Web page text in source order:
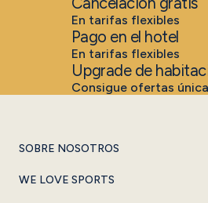
En tarifas flexibles
Pago en el hotel
En tarifas flexibles
Upgrade de
Consigue ofertas
SOBRE NOSOTROS
WE LOVE SPORTS